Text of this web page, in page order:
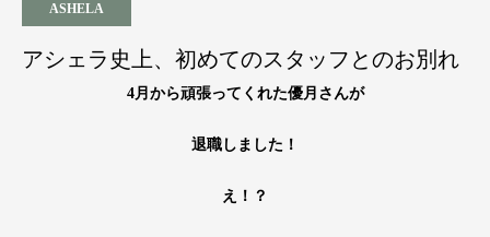
ASHELA
アシェラ史上、初めてのスタッフとのお別れ
4月から頑張ってくれた優月さんが
退職しました！
え！？